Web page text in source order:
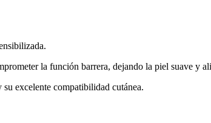
la función barrera, dejando la piel suave y
excelente compatibilidad cutánea.